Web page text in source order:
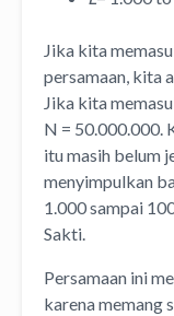
Jika kita
persamaan, kita
Jika kita
N = 50.000.000.
itu masih belum
menyimpulkan
1.000 sampai
Sakti.
Persamaan ini
karena memang